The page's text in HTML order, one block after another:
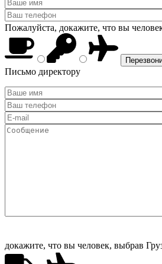
Пожалуйста, докажите, что вы
Письмо директору
докажите, что вы человек, выбрав